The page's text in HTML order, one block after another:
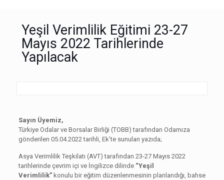
Yeşil Verimlilik Eğitimi 23-27
Mayıs 2022 Tarihlerinde
Yapılacak
Sayın Üyemiz,
Türkiye Odalar ve Borsalar Birliği (TOBB) tarafından Odamıza
gönderilen 05.04.2022 tarihli, Ek’te sunulan yazıda;
Asya Verimlilik Teşkilatı (AVT) tarafından 23-27 Mayıs 2022
tarihlerinde çevrim içi ve İngilizce dilinde “Yeşil
Verimlilik”konulu bir eğitim düzenlenmesinin planlandığı, bahse